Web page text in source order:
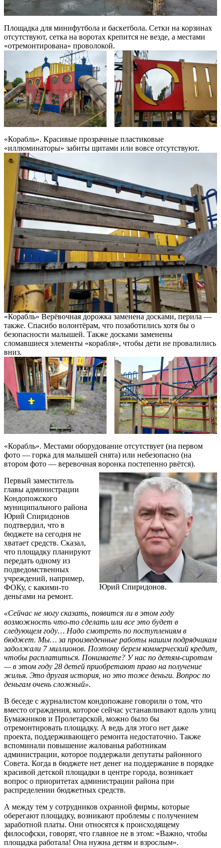
Площадка для минифутбола и баскетбола. Сетки на корзинах
отсутствуют, сетка на воротах крепится не везде, а местами
«отремонтирована» проволокой.
«Корабль». Красивые прозрачные пластиковые
«иллюминаторы» забиты щитами или вовсе отсутствуют.
«Корабль» Верёвочная дорожка заменена досками, перила —
также. Спасибо волонтёрам, что позаботились хотя бы о
безопасности малышей. Также досками заменены
сломавшиеся элементы «корабля», чтобы дети не провалились
вниз.
«Корабль». Местами оборудование отсутствует (на первом
фото — горка для малышей снята) или небезопасно (на
втором фото — веревочная воронка постепенно рвётся).
Юрий Спиридонов.
Первый заместитель
главы администрации
Кондопожского
муниципального района
Юрий Спиридонов
подтвердил, что в
бюджете на сегодня не
хватает средств. Сказал,
что площадку планируют
передать одному из
подведомственных
учреждений, например,
ФОКу, с какими-то
деньгами на ремонт.
«Сейчас не могу сказать, появится ли в этом году
возможность что-то сделать или все это будет в
следующем году… Надо смотреть по поступлениям в
бюджет. Мы… за произведенные работы нашим подрядчикам
задолжали 7 миллионов. Поэтому берем коммерческий кредит,
чтобы расплатиться. Понимаете? У нас по детям-сиротам
— в этом году 28 детей приобретают право на получение
жилья. Это другая история, но это тоже деньги. Вопрос по
деньгам очень сложный».
В беседе с журналистом кондопожане говорили о том, что
вместо ограждения, которое сейчас устанавливают вдоль улиц
Бумажников и Пролетарской, можно было бы
отремонтировать площадку. А ведь для этого нет даже
проекта, поддерживающего ремонта недостаточно. Также
вспоминали повышение жалованья работникам
администрации, которое поддержали депутаты районного
Совета. Когда в бюджете нет денег на поддержание в порядке
красивой детской площадки в центре города, возникает
вопрос о приоритетах администрации района при
распределении бюджетных средств.
А между тем у сотрудников охранной фирмы, которые
оберегают площадку, возникают проблемы с получением
заработной платы. Они относятся к происходящему
философски, говорят, что главное не в этом: «Важно, чтобы
площадка работала! Она нужна детям и взрослым».